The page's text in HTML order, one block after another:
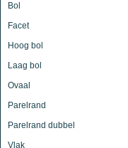
Bol
Facet
Hoog bol
Laag bol
Ovaal
Parelrand
Parelrand dubbel
Vlak